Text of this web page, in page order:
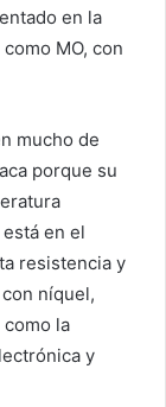
en la
MO, con
mucho de
porque su
en el
resistencia y
níquel,
la
y